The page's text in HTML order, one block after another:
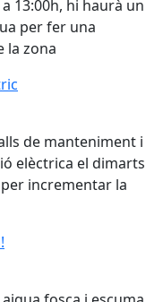
13:00h, hi haurà un
per fer una
la zona
de manteniment i
elèctrica el dimarts
incrementar la